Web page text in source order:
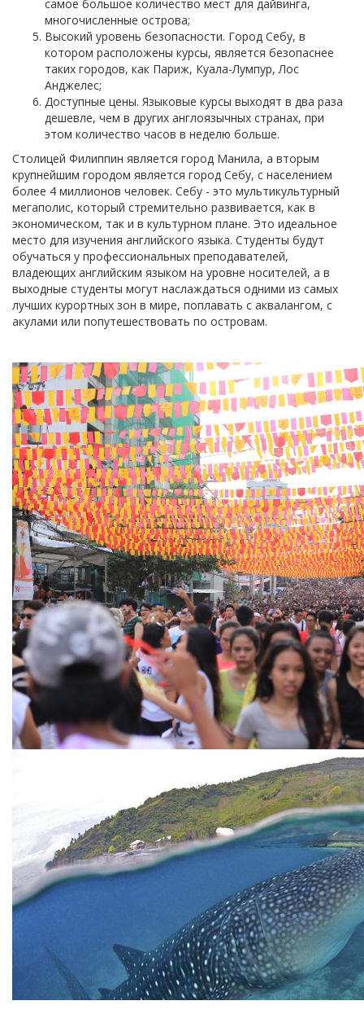
самое большое количество мест для дайвинга,
многочисленные острова;
Высокий уровень безопасности. Город Себу, в
котором расположены курсы, является безопаснее
таких городов, как Париж, Куала-Лумпур, Лос
Анджелес;
Доступные цены. Языковые курсы выходят в два раза
дешевле, чем в других англоязычных странах, при
этом количество часов в неделю больше.
Столицей Филиппин является город Манила, а вторым
крупнейшим городом является город Себу, с населением
более 4 миллионов человек. Себу - это мультикультурный
мегаполис, который стремительно развивается, как в
экономическом, так и в культурном плане. Это идеальное
место для изучения английского языка. Студенты будут
обучаться у профессиональных преподавателей,
владеющих английским языком на уровне носителей, а в
выходные студенты могут наслаждаться одними из самых
лучших курортных зон в мире, поплавать с аквалангом, с
акулами или попутешествовать по островам.